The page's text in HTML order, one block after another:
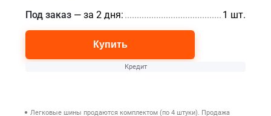
Под заказ — за 2 дня: 1 шт.
Купить
Кредит
Легковые шины продаются комплектом (по 4 штуки). Продажа